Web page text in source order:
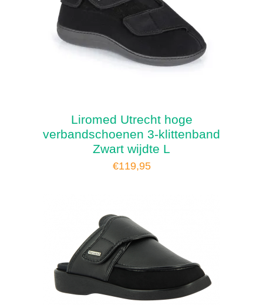
Liromed Utrecht hoge
verbandschoenen 3-klittenband
Zwart wijdte L
€119,95